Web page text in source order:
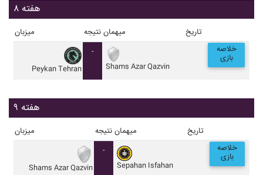
هفته ۸
میزبان نتیجه میهمان تاریخ
Peykan Tehran
-
Shams Azar Qazvin
خلاصه
بازی
هفته ۹
میزبان نتیجه میهمان تاریخ
Shams Azar Qazvin
-
Sepahan Isfahan
خلاصه
بازی